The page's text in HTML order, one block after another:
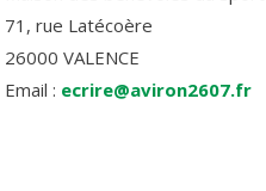
71, rue Latécoère
26000 VALENCE
Email : ecrire@aviron2607.fr